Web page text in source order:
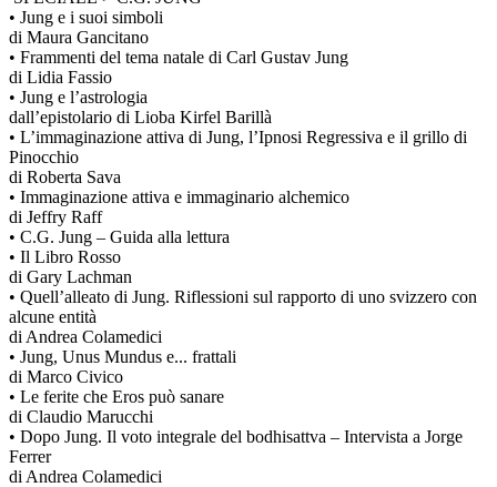
• Jung e i suoi simboli
di Maura Gancitano
• Frammenti del tema natale di Carl Gustav Jung
di Lidia Fassio
• Jung e l’astrologia
dall’epistolario di Lioba Kirfel Barillà
• L’immaginazione attiva di Jung, l’Ipnosi Regressiva e il grillo di
Pinocchio
di Roberta Sava
• Immaginazione attiva e immaginario alchemico
di Jeffry Raff
• C.G. Jung – Guida alla lettura
• Il Libro Rosso
di Gary Lachman
• Quell’alleato di Jung. Riflessioni sul rapporto di uno svizzero con
alcune entità
di Andrea Colamedici
• Jung, Unus Mundus e... frattali
di Marco Civico
• Le ferite che Eros può sanare
di Claudio Marucchi
• Dopo Jung. Il voto integrale del bodhisattva – Intervista a Jorge
Ferrer
di Andrea Colamedici